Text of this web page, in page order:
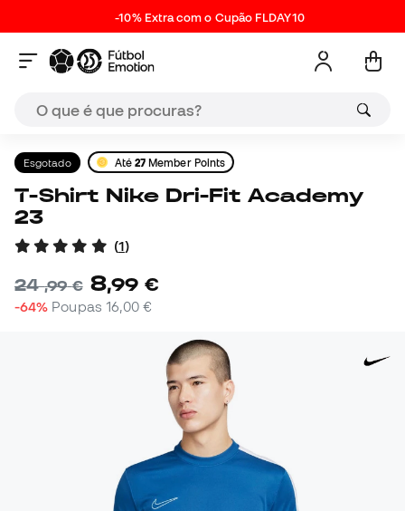
-10% Extra com o Cupão FLDAY10
Esgotado Até 27 Member Points
T-Shirt Nike Dri-Fit Academy
23
(1)
24,99 € 8,99 €
-64% Poupas 16,00 €